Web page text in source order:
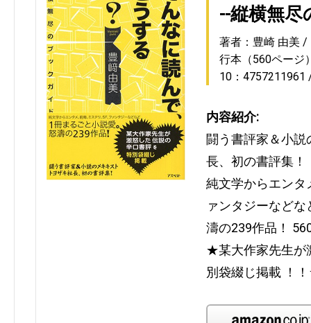
--縦横無
著者：豊崎 由美
行本（560ページ
10：4757211961
内容紹介:
闘う書評家＆小
長、初の書評集！
純文学からエンタ
ァンタジーなど
濤の239作品！
★某大作家先生が
別袋綴じ掲載 ！